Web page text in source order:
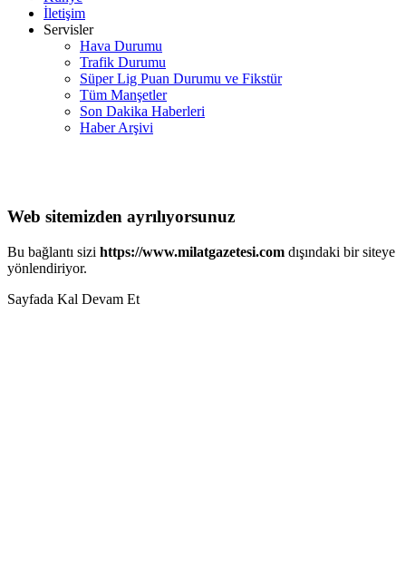
İletişim
Servisler
Hava Durumu
Trafik Durumu
Süper Lig Puan Durumu ve Fikstür
Tüm Manşetler
Son Dakika Haberleri
Haber Arşivi
Web sitemizden ayrılıyorsunuz
Bu bağlantı sizi https://www.milatgazetesi.com dışındaki bir siteye
yönlendiriyor.
Sayfada Kal Devam Et